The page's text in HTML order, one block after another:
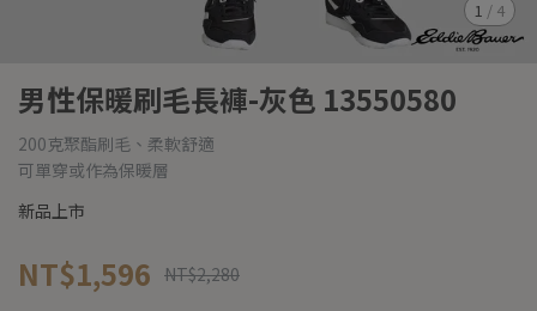
1 / 4
男性保暖刷毛長褲-灰色 13550580
200克聚酯刷毛、柔軟舒適
可單穿或作為保暖層
新品上市
NT$1,596 NT$2,280